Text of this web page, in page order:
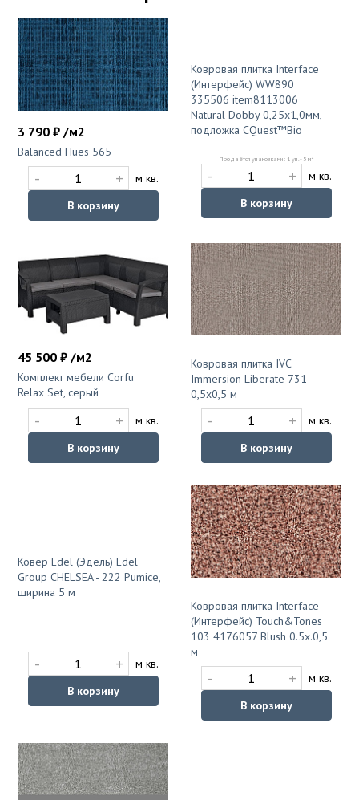
3 790 ₽ /м2
Balanced Hues 565
- +
м кв.
В корзину
Ковровая плитка Interface
(Интерфейс) WW890
335506 item8113006
Natural Dobby 0,25х1,0мм,
подложка CQuest™Bio
Продаётся упаковками: 1 уп. - 5 м2
- +
м кв.
В корзину
45 500 ₽ /м2
Комплект мебели Corfu
Relax Set, серый
- +
м кв.
В корзину
Ковровая плитка IVC
Immersion Liberate 731
0,5х0,5 м
- +
м кв.
В корзину
Ковер Edel (Эдель) Edel
Group CHELSEA - 222 Pumice,
ширина 5 м
- +
м кв.
В корзину
Ковровая плитка Interface
(Интерфейс) Touch&Tones
103 4176057 Blush 0.5х.0,5
м
- +
м кв.
В корзину